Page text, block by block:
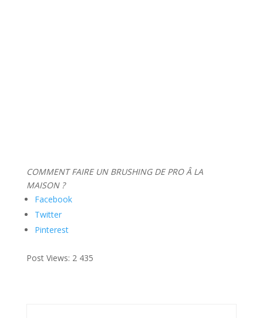
COMMENT FAIRE UN BRUSHING DE PRO Â LA
MAISON ?
Facebook
Twitter
Pinterest
Post Views: 2 435